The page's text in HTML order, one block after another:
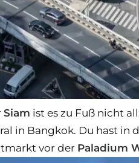
Siam ist es zu Fuß nicht
in Bangkok. Du hast
vor der Paladium